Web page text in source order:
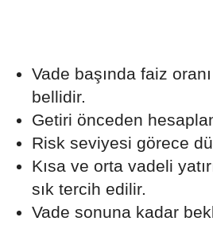
Vade başında faiz
bellidir.
Getiri önceden
Risk seviyesi görece
Kısa ve orta vadeli
sık tercih edilir.
Vade sonuna kadar